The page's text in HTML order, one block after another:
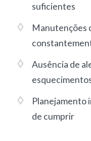
suficientes
Manutenções
Ausência de
Planejamento
de cumprir